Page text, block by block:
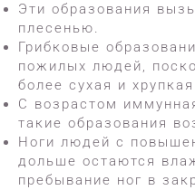
Эти образования
плесенью.
Грибковые
пожилых людей,
более сухая и
С возрастом
такие образования
Ноги людей с
дольше остаются
пребывание ног в